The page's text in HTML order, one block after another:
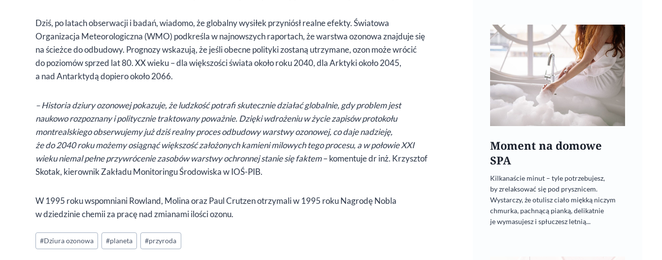
Dziś, po latach obserwacji i badań, wiadomo, że globalny wysiłek przyniósł realne efekty. Światowa
Organizacja Meteorologiczna (WMO) podkreśla w najnowszych raportach, że warstwa ozonowa znajduje się
na ścieżce do odbudowy. Prognozy wskazują, że jeśli obecne polityki zostaną utrzymane, ozon może wrócić
do poziomów sprzed lat 80. XX wieku – dla większości świata około roku 2040, dla Arktyki około 2045,
a nad Antarktydą dopiero około 2066.
– Historia dziury ozonowej pokazuje, że ludzkość potrafi skutecznie działać globalnie, gdy problem jest
naukowo rozpoznany i politycznie traktowany poważnie. Dzięki wdrożeniu w życie zapisów protokołu
montrealskiego obserwujemy już dziś realny proces odbudowy warstwy ozonowej, co daje nadzieję,
że do 2040 roku możemy osiągnąć większość założonych kamieni milowych tego procesu, a w połowie XXI
wieku niemal pełne przywrócenie zasobów warstwy ochronnej stanie się faktem– komentuje dr inż. Krzysztof
Skotak, kierownik Zakładu Monitoringu Środowiska w IOŚ-PIB.
W 1995 roku wspomniani Rowland, Molina oraz Paul Crutzen otrzymali w 1995 roku Nagrodę Nobla
w dziedzinie chemii za pracę nad zmianami ilości ozonu.
Tagi
wpisu:
#Dziura ozonowa #planeta #przyroda
Moment na domowe
SPA
Kilkanaście minut – tyle potrzebujesz,
by zrelaksować się pod prysznicem.
Wystarczy, że otulisz ciało miękką niczym
chmurka, pachnącą pianką, delikatnie
je wymasujesz i spłuczesz letnią...